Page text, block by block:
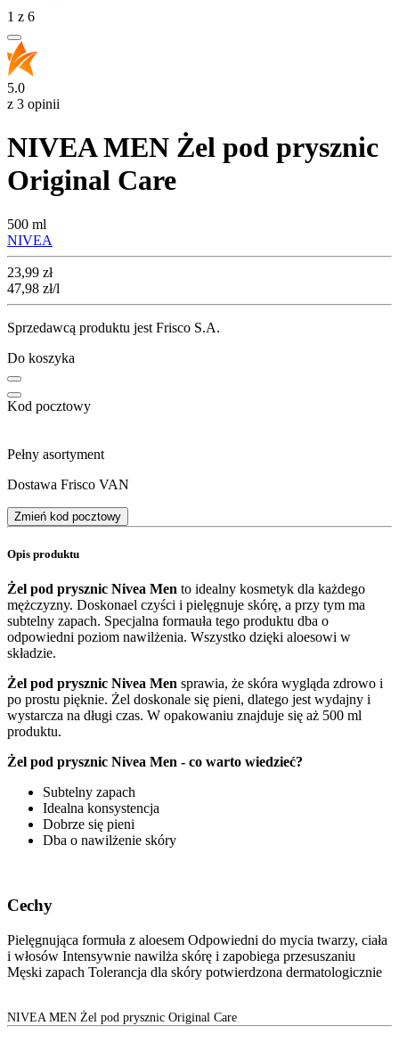
1 z 6
5.0
z 3 opinii
NIVEA MEN Żel pod prysznic
Original Care
500 ml
NIVEA
Cena
23,99 zł
47,98 zł/l
Sprzedawcą produktu jest Frisco S.A.
Do koszyka
Kod pocztowy
Pełny asortyment
Dostawa Frisco VAN
Zmień kod pocztowy
Opis produktu
Żel pod prysznic Nivea Men to idealny kosmetyk dla każdego
mężczyzny. Doskonael czyści i pielęgnuje skórę, a przy tym ma
subtelny zapach. Specjalna formauła tego produktu dba o
odpowiedni poziom nawilżenia. Wszystko dzięki aloesowi w
składzie.
Żel pod prysznic Nivea Men sprawia, że skóra wygląda zdrowo i
po prostu pięknie. Żel doskonale się pieni, dlatego jest wydajny i
wystarcza na długi czas. W opakowaniu znajduje się aż 500 ml
produktu.
Żel pod prysznic Nivea Men - co warto wiedzieć?
Subtelny zapach
Idealna konsystencja
Dobrze się pieni
Dba o nawilżenie skóry
Cechy
Pielęgnująca formuła z aloesem Odpowiedni do mycia twarzy, ciała
i włosów Intensywnie nawilża skórę i zapobiega przesuszaniu
Męski zapach Tolerancja dla skóry potwierdzona dermatologicznie
NIVEA MEN Żel pod prysznic Original Care